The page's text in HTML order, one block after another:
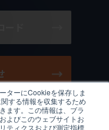
ターにCookieを保存しま
する情報を収集するため
ます。この情報は、ブラ
よびこのウェブサイトお
ティクスおよび測定指標